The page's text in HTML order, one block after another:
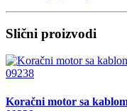
Slični proizvodi
Koračni motor sa